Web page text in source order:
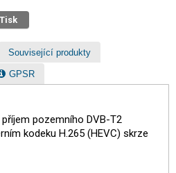
Tisk
Související produkty
GPSR
pozemního DVB-T2
kodeku H.265 (HEVC) skrze